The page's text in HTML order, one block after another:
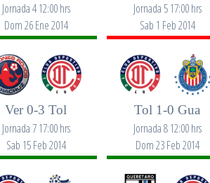
Jornada 4 12:00 hrs
Dom 26 Ene 2014
Jornada 5 17:00 hrs
Sab 1 Feb 2014
Ver 0-3 Tol
Jornada 7 17:00 hrs
Sab 15 Feb 2014
Tol 1-0 Gua
Jornada 8 12:00 hrs
Dom 23 Feb 2014